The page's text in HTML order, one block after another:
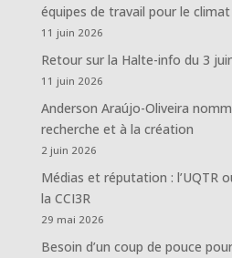
équipes de travail pour le climat
11 juin 2026
Retour sur la Halte-info du 3
11 juin 2026
Anderson Araújo-Oliveira
recherche et à la création
2 juin 2026
Médias et réputation : l’UQTR
la CCI3R
29 mai 2026
Besoin d’un coup de pouce